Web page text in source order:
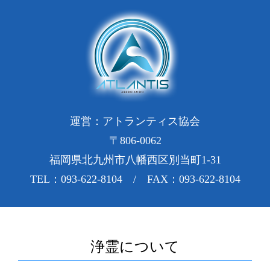
運営：アトランティス協会
〒806-0062
福岡県北九州市八幡西区別当町1-31
TEL：093-622-8104 / FAX：093-622-8104
浄霊について